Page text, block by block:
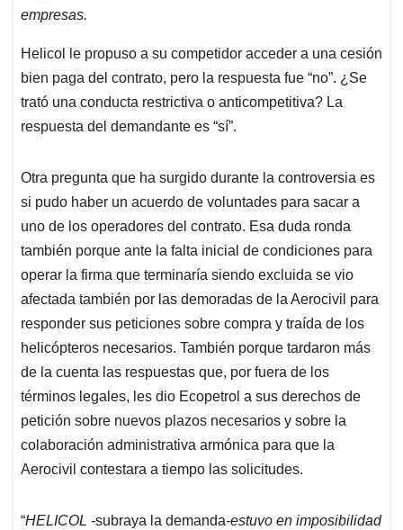
empresas.
Helicol le propuso a su competidor acceder a una cesión
bien paga del contrato, pero la respuesta fue “no”. ¿Se
trató una conducta restrictiva o anticompetitiva? La
respuesta del demandante es “sí”.
Otra pregunta que ha surgido durante la controversia es
si pudo haber un acuerdo de voluntades para sacar a
uno de los operadores del contrato. Esa duda ronda
también porque ante la falta inicial de condiciones para
operar la firma que terminaría siendo excluida se vio
afectada también por las demoradas de la Aerocivil para
responder sus peticiones sobre compra y traída de los
helicópteros necesarios. También porque tardaron más
de la cuenta las respuestas que, por fuera de los
términos legales, les dio Ecopetrol a sus derechos de
petición sobre nuevos plazos necesarios y sobre la
colaboración administrativa armónica para que la
Aerocivil contestara a tiempo las solicitudes.
“HELICOL -subraya la demanda-estuvo en imposibilidad